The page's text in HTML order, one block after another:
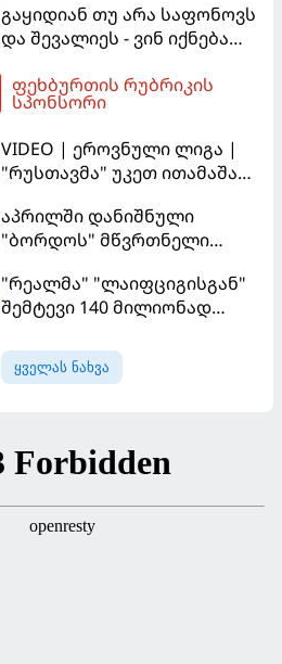
მოთმინება სჭირდება,
რომელსაც 100%-ით
"ლივერპულის" ყოფილმა
მეკარემ
გაყიდიან თუ არა საფონოვს
და შევალიეს - ვინ იქნება
ფეხბურთის რუბრიკის
სპონსორი
VIDEO | ეროვნული ლიგა |
"რუსთავმა" უკეთ ითამაშა
მოიგო, "ტორპედომ" გვიან
გაიღვიძა...
აპრილში დანიშნული
"ბორდოს" მწვრთნელი
"რეალმა" "ლაიფციგისგან"
შემტევი 140 მილიონად
ყველას ნახვა